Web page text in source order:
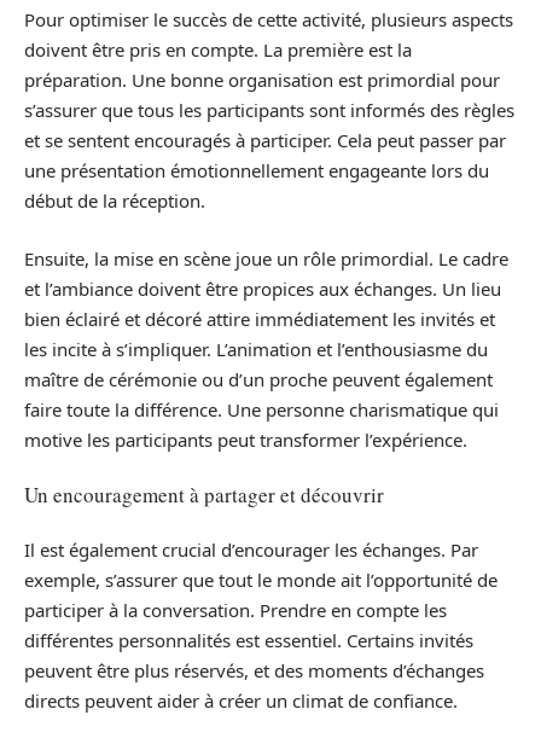
Pour optimiser le succès de cette activité, plusieurs aspects
doivent être pris en compte. La première est la
préparation. Une bonne organisation est primordial pour
s’assurer que tous les participants sont informés des règles
et se sentent encouragés à participer. Cela peut passer par
une présentation émotionnellement engageante lors du
début de la réception.
Ensuite, la mise en scène joue un rôle primordial. Le cadre
et l’ambiance doivent être propices aux échanges. Un lieu
bien éclairé et décoré attire immédiatement les invités et
les incite à s’impliquer. L’animation et l’enthousiasme du
maître de cérémonie ou d’un proche peuvent également
faire toute la différence. Une personne charismatique qui
motive les participants peut transformer l’expérience.
Un encouragement à partager et découvrir
Il est également crucial d’encourager les échanges. Par
exemple, s’assurer que tout le monde ait l’opportunité de
participer à la conversation. Prendre en compte les
différentes personnalités est essentiel. Certains invités
peuvent être plus réservés, et des moments d’échanges
directs peuvent aider à créer un climat de confiance.